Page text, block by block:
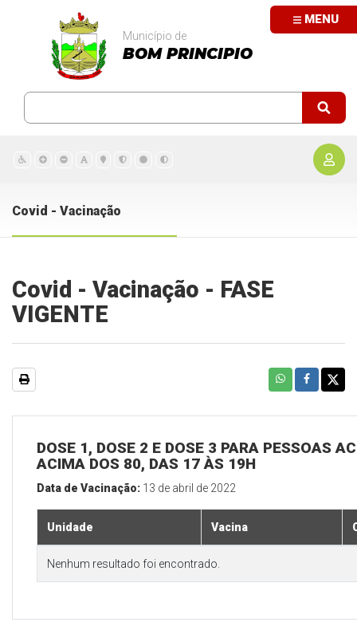
MENU
Município de
BOM PRINCIPIO
Covid - Vacinação
Covid - Vacinação - FASE
VIGENTE
DOSE 1, DOSE 2 E DOSE 3 PARA PESSOAS
ACIMA DOS 80, DAS 17 ÀS 19H
Data de Vacinação: 13 de abril de 2022
Unidade Vacina
Nenhum resultado foi encontrado.